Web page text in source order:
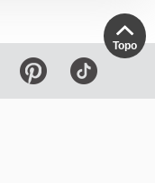
Topo